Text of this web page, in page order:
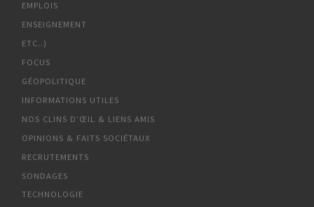
EMPLOIS
ENSEIGNEMENT
ETC..)
FOCUS
GÉOPOLITIQUE
INFORMATIONS UTILES
NOS CLINS D’ŒIL & LIENS AMIS
OPINIONS & FAITS SOCIÉTAUX
RECRUTEMENTS
SONDAGES
TECHNOLOGIE